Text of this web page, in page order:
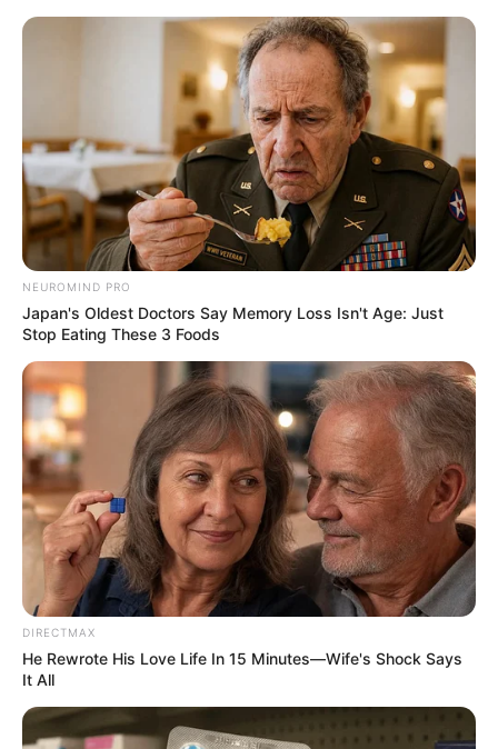
alasan lagi untuk malas ya.
CATATAN MATERI PELAJARAN IDE
NEUROMIND PRO
Japan's Oldest Doctors Say Memory Loss Isn't Age: Just
Stop Eating These 3 Foods
DIRECTMAX
He Rewrote His Love Life In 15 Minutes—Wife's Shock Says
It All